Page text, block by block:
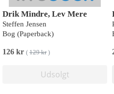
Drik Mindre, Lev Mere
Steffen Jensen
Bog (Paperback)
126 kr ( 129 kr)
Udsolgt